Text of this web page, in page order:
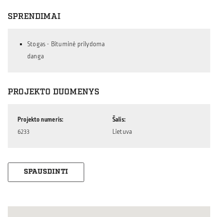
SPRENDIMAI
Stogas - Bituminė prilydoma
danga
PROJEKTO DUOMENYS
Projekto numeris
6233
Šalis
Lietuva
SPAUSDINTI